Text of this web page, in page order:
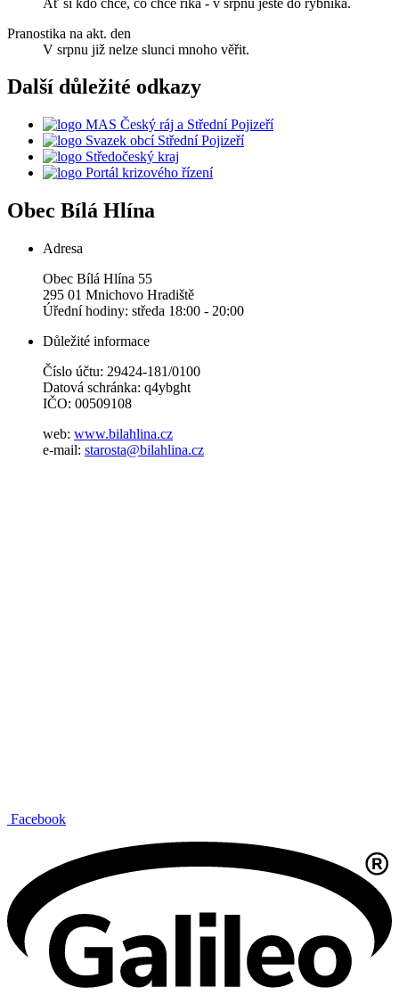
Pranostika na akt. den
V srpnu již nelze slunci mnoho věřit.
Další důležité odkazy
MAS Český ráj a Střední Pojizeří
Svazek obcí Střední Pojizeří
Středočeský kraj
Portál krizového řízení
Obec Bílá Hlína
Adresa
Obec Bílá Hlína 55
295 01 Mnichovo Hradiště
Úřední hodiny: středa 18:00 - 20:00
Důležité informace
Číslo účtu: 29424-181/0100
Datová schránka: q4ybght
IČO: 00509108
web: www.bilahlina.cz
e-mail: starosta@bilahlina.cz
Facebook